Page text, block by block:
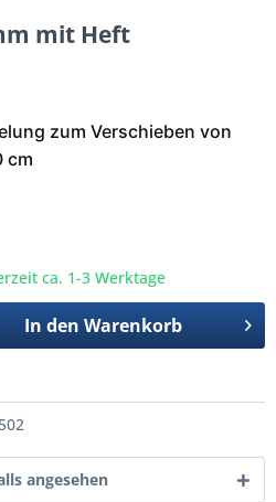
mit Heft
zum Verschieben von
cm
ca. 1-3 Werktage
In den Warenkorb
angesehen